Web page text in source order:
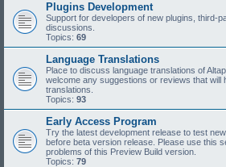
Plugins Development
Support for developers of new plugins, third-
discussions.
Topics: 69
Language Translations
Place to discuss language translations of
welcome any suggestions or reviews that will
translations.
Topics: 93
Early Access Program
Try the latest development release to test
before beta version release. Please use this
problems of this Preview Build version.
Topics: 79